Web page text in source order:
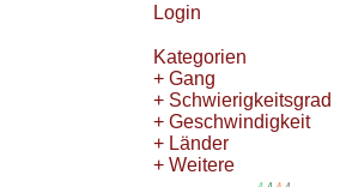
Login
Kategorien
+ Gang
+ Schwierigkeitsgrad
+ Geschwindigkeit
+ Länder
+ Weitere